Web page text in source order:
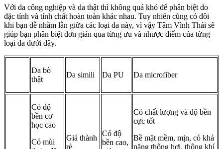
Với da công nghiệp và da thật thì không quá khó để phân biệt do
đặc tính và tính chất hoàn toàn khác nhau. Tuy nhiên cũng có đôi
khi bạn dễ nhầm lẫn giữa các loại da này, vì vậy Tâm Vĩnh Thái sẽ
giúp bạn phân biệt đơn giản qua từng ưu và nhược điểm của từng
loại da dưới đây.
Da bò
thật
Da simili Da PU Da microfiber
Có độ
bền cơ
học cao
Có mùi
Giá thành
rẻ
Có độ
bền cao,
Có chất lượng và độ bền
cực tốt
Bề mặt mềm, mịn, có khả
năng thông hơi, thông khí